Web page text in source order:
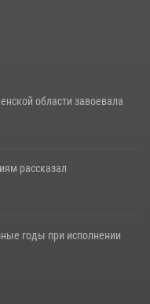
области завоевала
рассказал
годы при исполнении